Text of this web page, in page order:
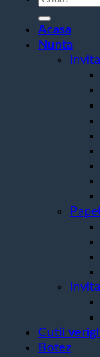
după:
Acasa
Nunta
Cutii
Botez